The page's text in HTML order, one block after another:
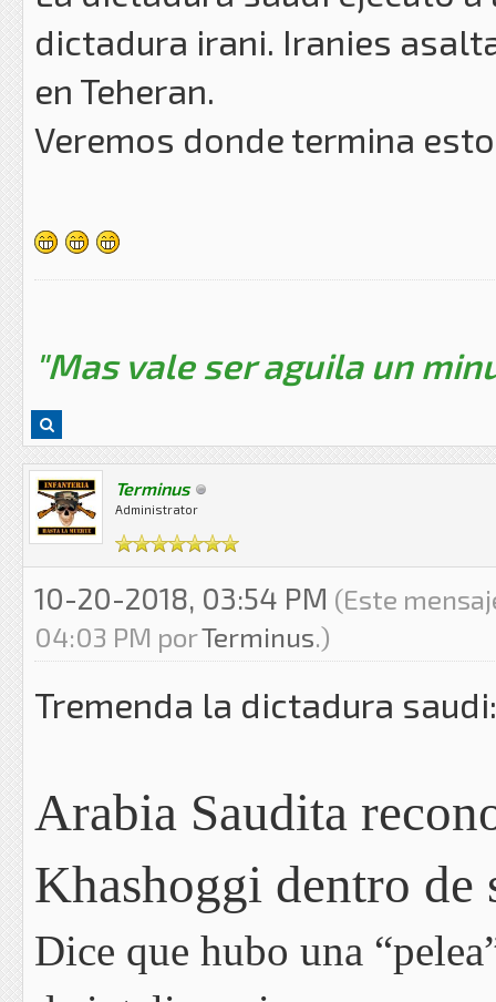
dictadura irani. Iranies
en Teheran.
Veremos donde termina
"Mas vale ser aguila un
Terminus
Administrator
10-20-2018, 03:54 PM (Este
04:03 PM porTerminus.)
Tremenda la dictadura saudi:
Arabia Saudita
Khashoggi dentro de
Dice que hubo una